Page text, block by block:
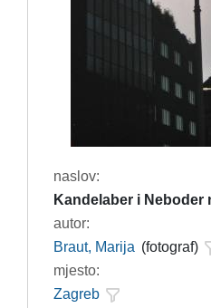
naslov:
Kandelaber i Neboder
autor:
Braut, Marija (fotograf)
mjesto:
Zagreb